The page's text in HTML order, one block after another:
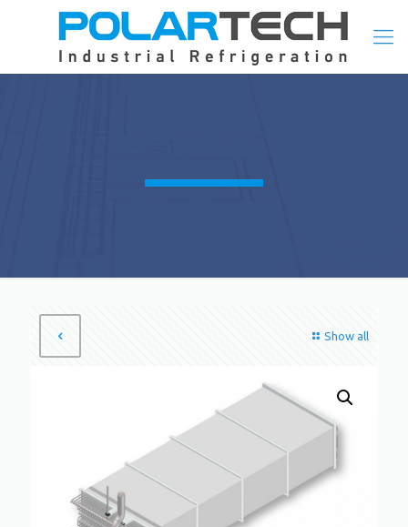
Show all